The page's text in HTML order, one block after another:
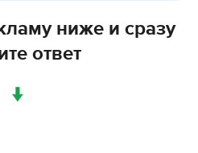
ниже и сразу
ответ
↓